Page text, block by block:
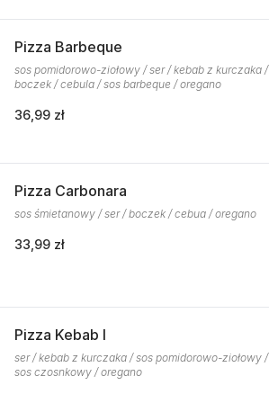
Pizza Barbeque
sos pomidorowo-ziołowy / ser / kebab z kurczaka /
boczek / cebula / sos barbeque / oregano
36,99 zł
Pizza Carbonara
sos śmietanowy / ser / boczek / cebua / oregano
33,99 zł
Pizza Kebab I
ser / kebab z kurczaka / sos pomidorowo-ziołowy /
sos czosnkowy / oregano